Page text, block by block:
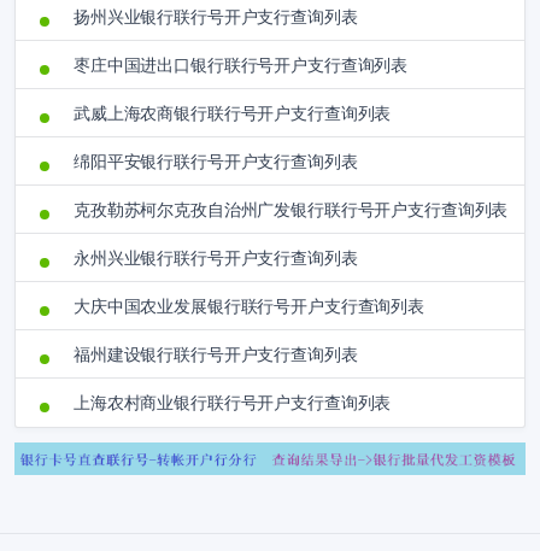
扬州兴业银行联行号开户支行查询列表
枣庄中国进出口银行联行号开户支行查询列表
武威上海农商银行联行号开户支行查询列表
绵阳平安银行联行号开户支行查询列表
克孜勒苏柯尔克孜自治州广发银行联行号开户支行查询列表
永州兴业银行联行号开户支行查询列表
大庆中国农业发展银行联行号开户支行查询列表
福州建设银行联行号开户支行查询列表
上海农村商业银行联行号开户支行查询列表